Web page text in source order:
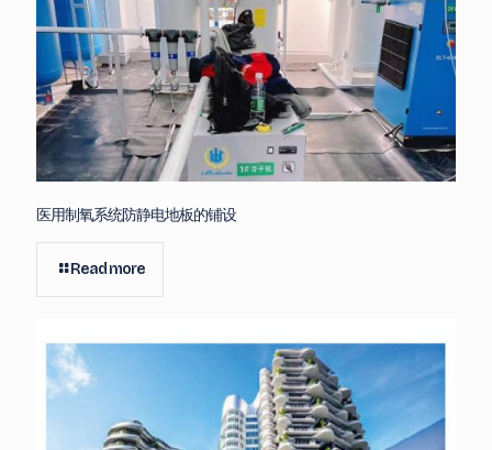
医用制氧系统防静电地板的铺设
Read more